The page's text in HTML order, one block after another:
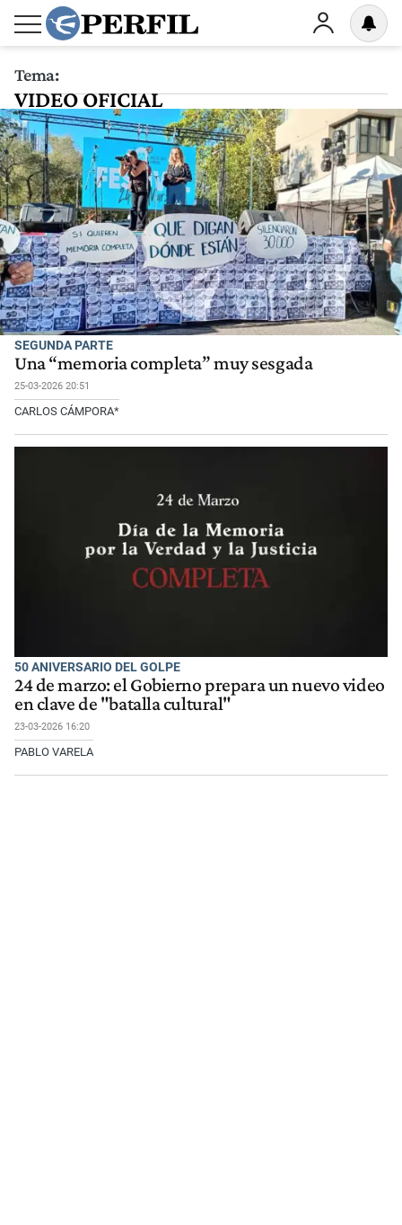
Tema:
VIDEO OFICIAL
SEGUNDA PARTE
Una “memoria completa” muy sesgada
25-03-2026 20:51
CARLOS CÁMPORA*
50 ANIVERSARIO DEL GOLPE
24 de marzo: el Gobierno prepara un nuevo video
en clave de "batalla cultural"
23-03-2026 16:20
PABLO VARELA